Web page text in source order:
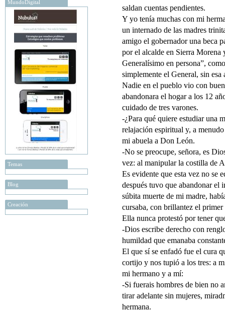
MundoDigital
Temas
Blog
Creación
saldan cuentas pendientes.
Y yo tenía muchas con mi
un internado de las madres
amigo el gobernador una beca
por el alcalde en Sierra Morena
Generalísimo en persona”,
simplemente el General, sin
Nadie en el pueblo vio con
abandonara el hogar a los 12
cuidado de tres varones.
-¿Para qué quiere estudiar una
relajación espiritual y, a
mi abuela a Don León.
-No se preocupe, señora, es
vez: al manipular la costilla de
Es evidente que esta vez no se
después tuvo que abandonar el
súbita muerte de mi madre,
cursaba, con brillantez el
Ella nunca protestó por tener
-Dios escribe derecho con
humildad que emanaba
El que sí se enfadó fue el cura
cortijo y nos tupió a los tres: a
mi hermano y a mí:
-Si fuerais hombres de bien no
tirar adelante sin mujeres,
hermana.